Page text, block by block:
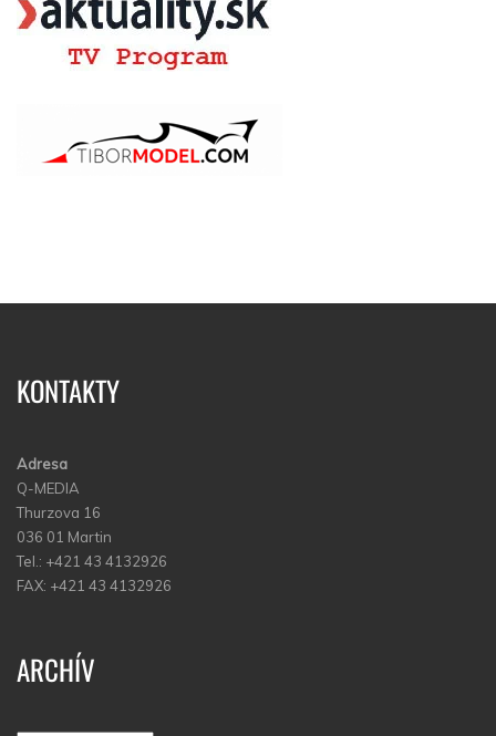
KONTAKTY
Adresa
Q-MEDIA
Thurzova 16
036 01 Martin
Tel.: +421 43 4132926
FAX: +421 43 4132926
ARCHÍV